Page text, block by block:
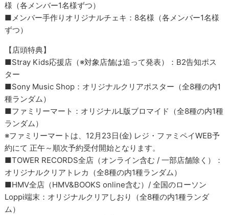
様（各メンバー1名様ずつ）
■メンバー手作りオリジナルチェキ：8名様（各メンバー1名様
ずつ）
【店頭特典】
■Stray Kids応援店（※対象店舗は追って発表）：B2告知ポス
ター
■Sony Music Shop：オリジナルクリアポスター（全8種の内1
種ランダム）
■ファミリーマート：オリジナルL版ブロマイド（全8種の内1種
ランダム）
※ファミリーマートは、12月23日(金) レジ・ファミペイWEB予
約にて 正午～順次予約受付開始となります。
■TOWER RECORDS全店（オンライン含む / 一部店舗除く）：
オリジナルクリアトレカ（全8種の内1種ランダム）
■HMV全店（HMV&BOOKS online含む）/ 全国のローソン
Loppi端末：オリジナルクリアしおり（全8種の内1種ランダ
ム）